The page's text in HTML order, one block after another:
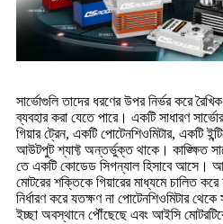
সার্ভোগুলি তাদের ধরণের উপর নির্ভর করে
ব্যবহার করা যেতে পারে। একটি সাধারণ
গিয়ার ট্রেন, একটি পোটেনশিওমিটার, একটি
আউটপুট শ্যাফ্ট অন্তর্ভুক্ত থাকে। কাঙ্ক্ষিত
তে একটি কোডেড সিগন্যাল হিসাবে আসে।
মোটরের শক্তিকে গিয়ারের মাধ্যমে চালিত
নির্ধারণ করে যতক্ষণ না পোটেনশিওমিটার
ইচ্ছা অবস্থানে পৌঁছেছে এবং আইসি